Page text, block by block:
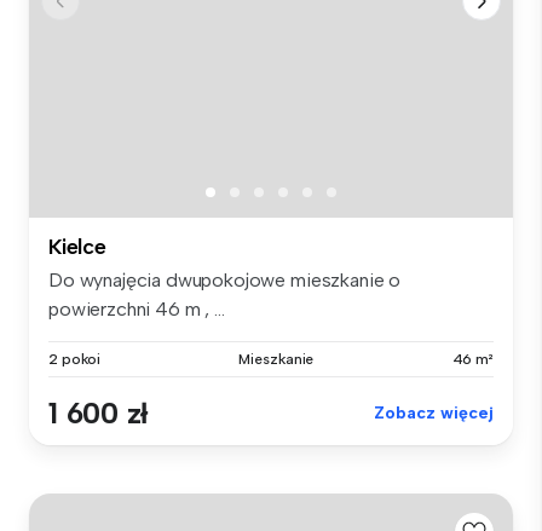
Kielce
Do wynajęcia dwupokojowe mieszkanie o
powierzchni 46 m , ...
2 pokoi Mieszkanie 46 m²
1 600 zł Zobacz więcej